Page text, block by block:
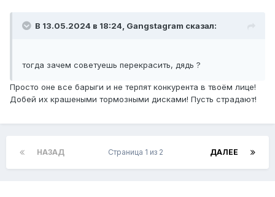
В 13.05.2024 в 18:24, Gangstagram сказал:
тогда зачем советуешь перекрасить, дядь ?
Просто оне все барыги и не терпят конкурента в твоём лице!
Добей их крашеными тормозными дисками! Пусть страдают!
НАЗАД ДАЛЕЕ
Страница 1 из 2